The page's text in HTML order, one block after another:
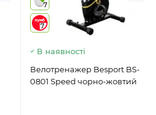
7
7
В наявності
Велотренажер Besport BS-
0801 Speed чорно-жовтий